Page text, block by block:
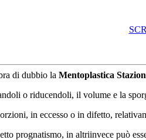
di dubbio la Mentoplastica
o riducendoli, il volume e la
in eccesso o in difetto,
prognatismo, in altriinvece può